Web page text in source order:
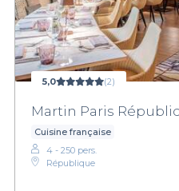
5,0 (2)
Martin Paris
Cuisine française
4 - 250 pers.
République